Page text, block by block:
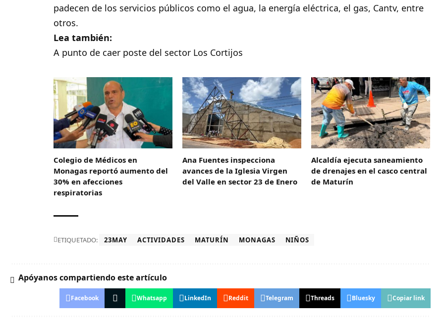
padecen de los servicios públicos como el agua, la energía eléctrica, el gas, Cantv, entre
otros.
Lea también:
A punto de caer poste del sector Los Cortijos
Colegio de Médicos en
Monagas reportó aumento del
30% en afecciones
respiratorias
Ana Fuentes inspecciona
avances de la Iglesia Virgen
del Valle en sector 23 de Enero
Alcaldía ejecuta saneamiento
de drenajes en el casco central
de Maturín
ETIQUETADO: 23MAY ACTIVIDADES MATURÍN MONAGAS NIÑOS
Apóyanos compartiendo este artículo
Facebook Whatsapp LinkedIn Reddit Telegram Threads Bluesky Copiar link